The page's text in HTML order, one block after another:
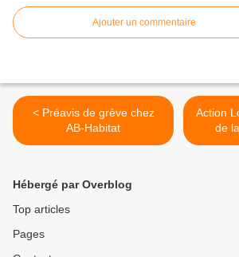
Ajouter un commentaire
< Préavis de grève chez
AB-Habitat
Action
de
Hébergé par Overblog
Top articles
Pages